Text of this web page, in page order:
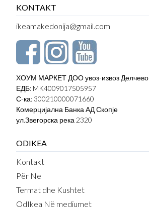
KONTAKT
ikeamakedonija@gmail.com
ХОУМ МАРКЕТ ДОО увоз-извоз Делчево
ЕДБ: MK4009017505957
С-ка: 300210000071660
Комерцијална Банка АД Скопје
ул.Звегорска река 2320
ODIKEA
Kontakt
Për Ne
Termat dhe Kushtet
OdIkea Në mediumet